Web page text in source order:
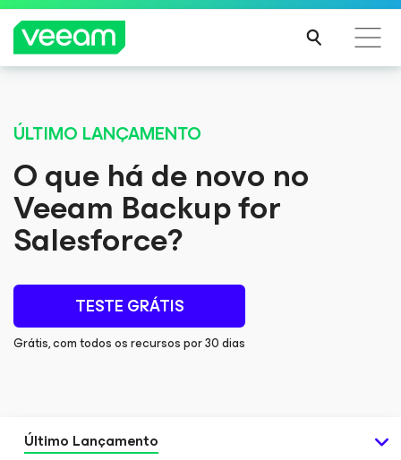
pela atualização de conteúdo da CrowdStrike
MAIS
ÚLTIMO LANÇAMENTO
O que há de novo no
Veeam Backupfor
Salesforce?
TESTE GRÁTIS
Grátis, com todos os recursos por 30 dias
Último Lançamento